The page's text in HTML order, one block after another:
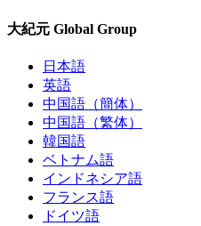
大紀元 Global Group
日本語
英語
中国語（簡体）
中国語（繁体）
韓国語
ベトナム語
インドネシア語
フランス語
ドイツ語